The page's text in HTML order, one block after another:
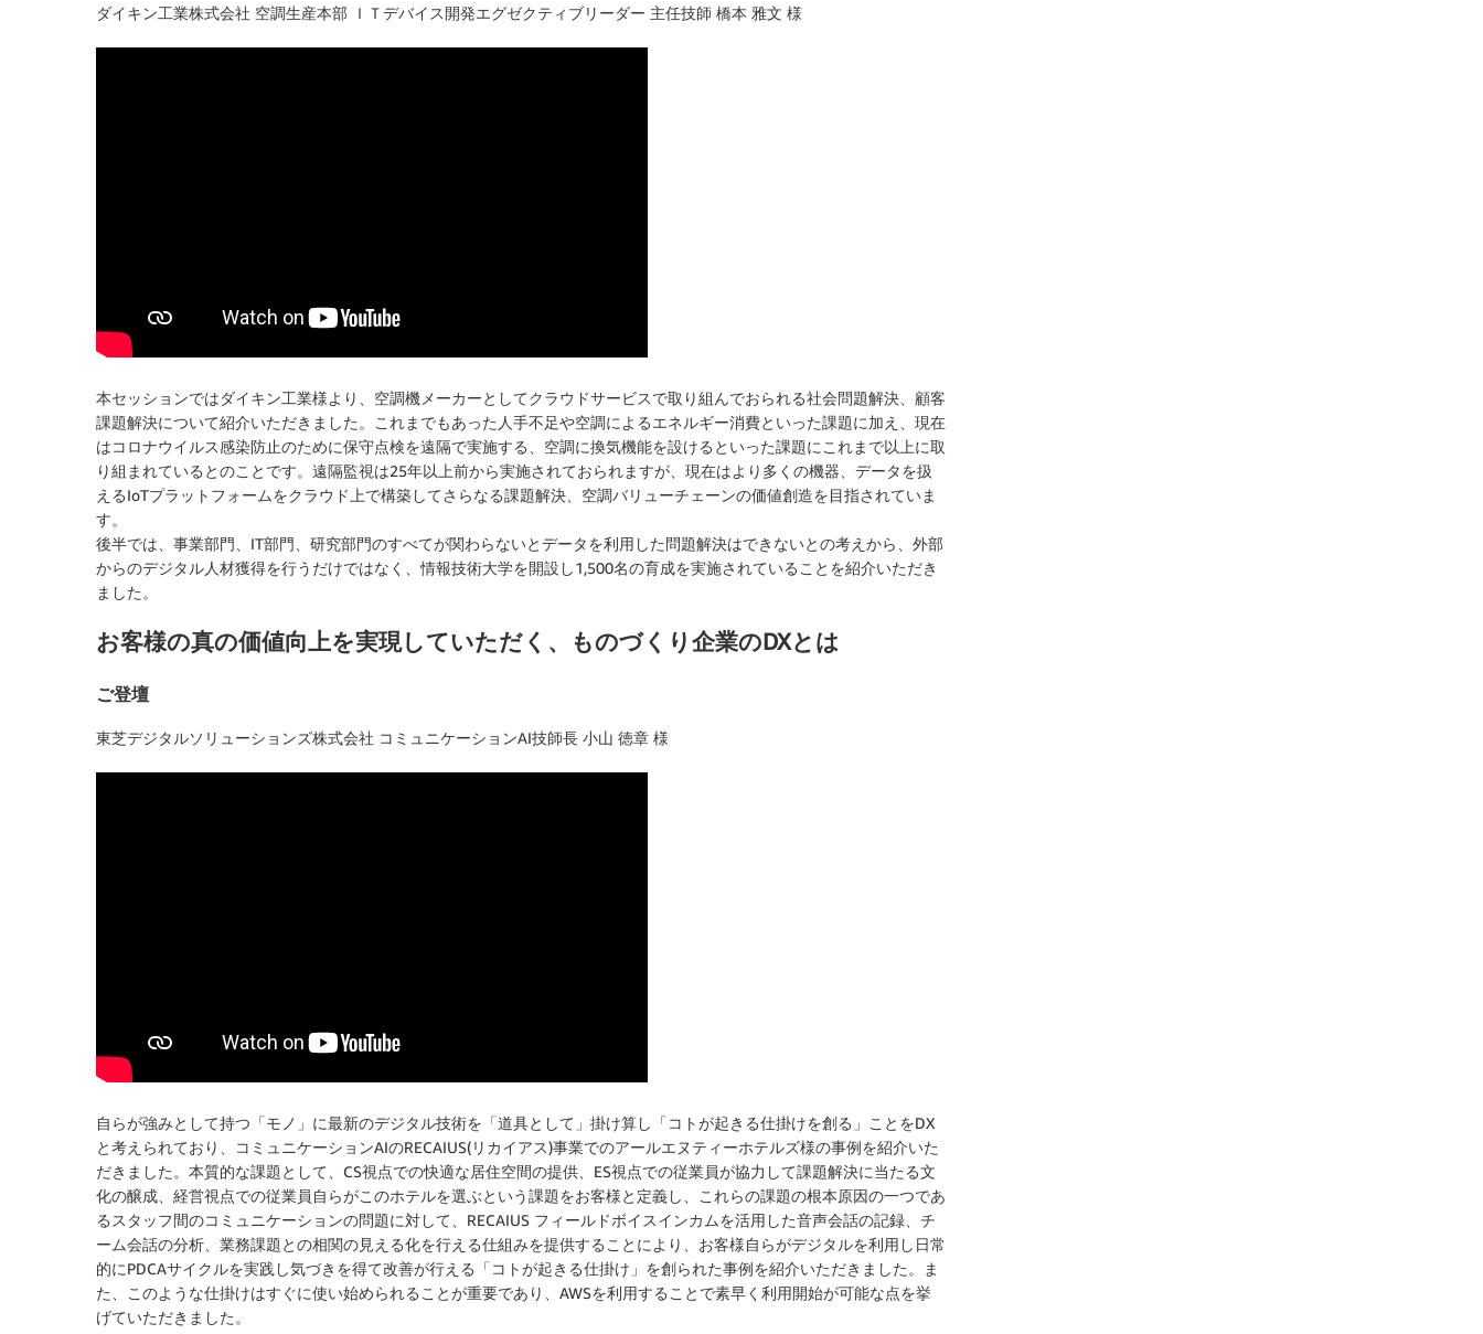
ダイキン工業株式会社 空調生産本部 ＩＴデバイス開発エグゼクティブリーダー 主任技師 橋本 雅文 様
本セッションではダイキン工業様より、空調機メーカーとしてクラウドサービスで取り組んでおられる社会問題解決、顧客
課題解決について紹介いただきました。これまでもあった人手不足や空調によるエネルギー消費といった課題に加え、現在
はコロナウイルス感染防止のために保守点検を遠隔で実施する、空調に換気機能を設けるといった課題にこれまで以上に取
り組まれているとのことです。遠隔監視は25年以上前から実施されておられますが、現在はより多くの機器、データを扱
えるIoTプラットフォームをクラウド上で構築してさらなる課題解決、空調バリューチェーンの価値創造を目指されていま
す。
後半では、事業部門、IT部門、研究部門のすべてが関わらないとデータを利用した問題解決はできないとの考えから、外部
からのデジタル人材獲得を行うだけではなく、情報技術大学を開設し1,500名の育成を実施されていることを紹介いただき
ました。
お客様の真の価値向上を実現していただく、ものづくり企業のDXとは
ご登壇
東芝デジタルソリューションズ株式会社 コミュニケーションAI技師長 小山 徳章 様
自らが強みとして持つ「モノ」に最新のデジタル技術を「道具として」掛け算し「コトが起きる仕掛けを創る」ことをDX
と考えられており、コミュニケーションAIのRECAIUS(リカイアス)事業でのアールエヌティーホテルズ様の事例を紹介いた
だきました。本質的な課題として、CS視点での快適な居住空間の提供、ES視点での従業員が協力して課題解決に当たる文
化の醸成、経営視点での従業員自らがこのホテルを選ぶという課題をお客様と定義し、これらの課題の根本原因の一つであ
るスタッフ間のコミュニケーションの問題に対して、RECAIUS フィールドボイスインカムを活用した音声会話の記録、チ
ーム会話の分析、業務課題との相関の見える化を行える仕組みを提供することにより、お客様自らがデジタルを利用し日常
的にPDCAサイクルを実践し気づきを得て改善が行える「コトが起きる仕掛け」を創られた事例を紹介いただきました。ま
た、このような仕掛けはすぐに使い始められることが重要であり、AWSを利用することで素早く利用開始が可能な点を挙
げていただきました。